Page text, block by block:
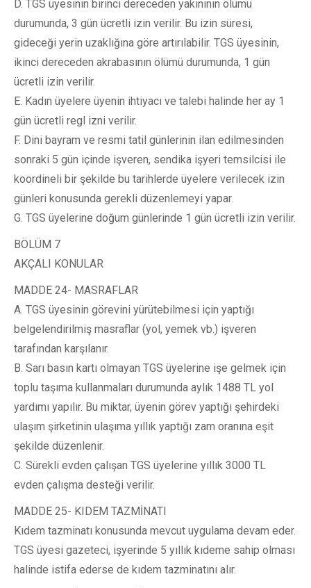
D. TGS üyesinin birinci dereceden yakınının ölümü
durumunda, 3 gün ücretli izin verilir. Bu izin süresi,
gideceği yerin uzaklığına göre artırılabilir. TGS üyesinin,
ikinci dereceden akrabasının ölümü durumunda, 1 gün
ücretli izin verilir.
E. Kadın üyelere üyenin ihtiyacı ve talebi halinde her ay 1
gün ücretli regl izni verilir.
F. Dini bayram ve resmi tatil günlerinin ilan edilmesinden
sonraki 5 gün içinde işveren, sendika işyeri temsilcisi ile
koordineli bir şekilde bu tarihlerde üyelere verilecek izin
günleri konusunda gerekli düzenlemeyi yapar.
G. TGS üyelerine doğum günlerinde 1 gün ücretli izin verilir.
BÖLÜM 7
AKÇALI KONULAR
MADDE 24- MASRAFLAR
A. TGS üyesinin görevini yürütebilmesi için yaptığı
belgelendirilmiş masraflar (yol, yemek vb.) işveren
tarafından karşılanır.
B. Sarı basın kartı olmayan TGS üyelerine işe gelmek için
toplu taşıma kullanmaları durumunda aylık 1488 TL yol
yardımı yapılır. Bu miktar, üyenin görev yaptığı şehirdeki
ulaşım şirketinin ulaşıma yıllık yaptığı zam oranına eşit
şekilde düzenlenir.
C. Sürekli evden çalışan TGS üyelerine yıllık 3000 TL
evden çalışma desteği verilir.
MADDE 25- KIDEM TAZMİNATI
Kıdem tazminatı konusunda mevcut uygulama devam eder.
TGS üyesi gazeteci, işyerinde 5 yıllık kıdeme sahip olması
halinde istifa ederse de kıdem tazminatını alır.